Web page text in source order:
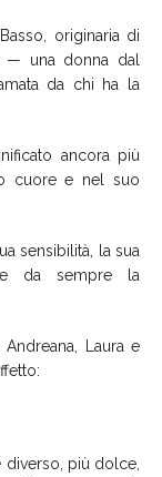
originaria di
— una donna dal
da chi ha la
ancora più
cuore e nel suo
sensibilità, la sua
da sempre la
Laura e
diverso, più dolce,